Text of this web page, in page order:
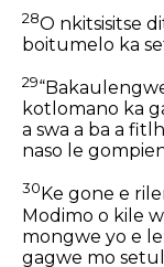
28O nkitsisitse
boitumelo ka
29
kotlomano ka
a swa a ba a
naso le
30 Ke gone e
Modimo o kile
mongwe yo e
gagwe mo